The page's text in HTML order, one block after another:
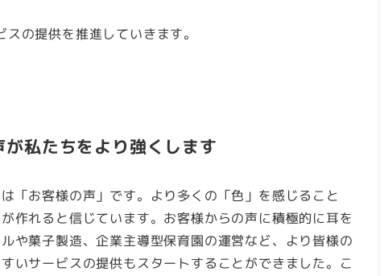
の提供を推進していきます。
私たちをより強くします
「お客様の声」です。より多くの「色」を感じること
作れると信じています。お客様からの声に積極的に耳を
や菓子製造、企業主導型保育園の運営など、より皆様の
いサービスの提供もスタートすることができました。こ